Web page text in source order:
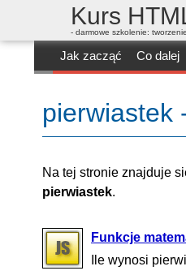
Kurs
- darmowe szkolenie:
Jak zacząć Co dalej
pierwiastek
Na tej stronie znajduje
pierwiastek.
Funkcje
Ile wynosi